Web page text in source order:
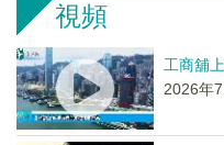
視頻
工商舖
2026年